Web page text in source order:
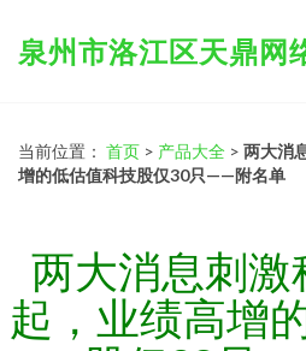
泉州市洛江区天鼎网
当前位置： 首页 > 产品大全 > 两大消
增的低估值科技股仅30只——附名单
两大消息刺激
起，业绩高增